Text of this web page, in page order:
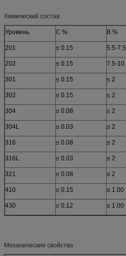
Химический состав
Уровень. C % В %
201 ≤ 0.15 5.5-7.5
202 ≤ 0.15 7.5-10
301 ≤ 0.15 ≤ 2
302 ≤ 0.15 ≤ 2
304 ≤ 0.08 ≤ 2
304L ≤ 0.03 ≤ 2
316 ≤ 0.08 ≤ 2
316L ≤ 0.03 ≤ 2
321 ≤ 0.08 ≤ 2
410 ≤ 0.15 ≤ 1.00
430 ≤ 0.12 ≤ 1.00
Механические свойства